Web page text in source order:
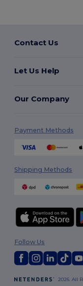
Contact Us
Let Us Help
Our Company
Payment Methods
Shipping Methods
2026. All
Follow Us